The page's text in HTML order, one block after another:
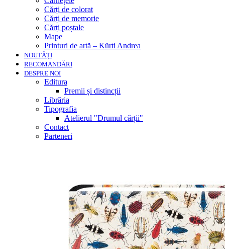
Cărți de colorat
Cărți de memorie
Cărți poștale
Mape
Printuri de artă – Kürti Andrea
NOUTĂȚI
RECOMANDĂRI
DESPRE NOI
Editura
Premii și distincții
Librăria
Tipografia
Atelierul "Drumul cărții"
Contact
Parteneri